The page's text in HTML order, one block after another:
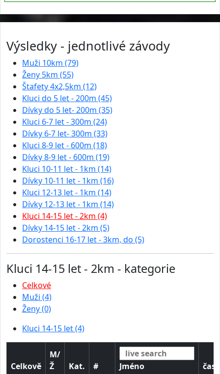
Výsledky - jednotlivé závody
Muži 10km (79)
Ženy 5km (55)
Štafety 4x2,5km (12)
Kluci do 5 let - 200m (45)
Dívky do 5 let- 200m (35)
Kluci 6-7 let - 300m (24)
Dívky 6-7 let- 300m (33)
Kluci 8-9 let - 600m (18)
Dívky 8-9 let - 600m (19)
Kluci 10-11 let - 1km (14)
Dívky 10-11 let - 1km (16)
Kluci 12-13 let - 1km (14)
Dívky 12-13 let - 1km (14)
Kluci 14-15 let - 2km (4)
Dívky 14-15 let - 2km (5)
Dorostenci 16-17 let - 3km, do (5)
Kluci 14-15 let - 2km - kategorie
Celkové
Muži (4)
Ženy (0)
Kluci 14-15 let (4)
Celkově
M/
Ž
Kat. # Jméno
čas